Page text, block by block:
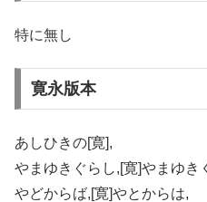
特に無し
寛永版本
あしひきの[寛],
やまゆきぐらし,[寛]やまゆき
やどからば,[寛]やとからは,